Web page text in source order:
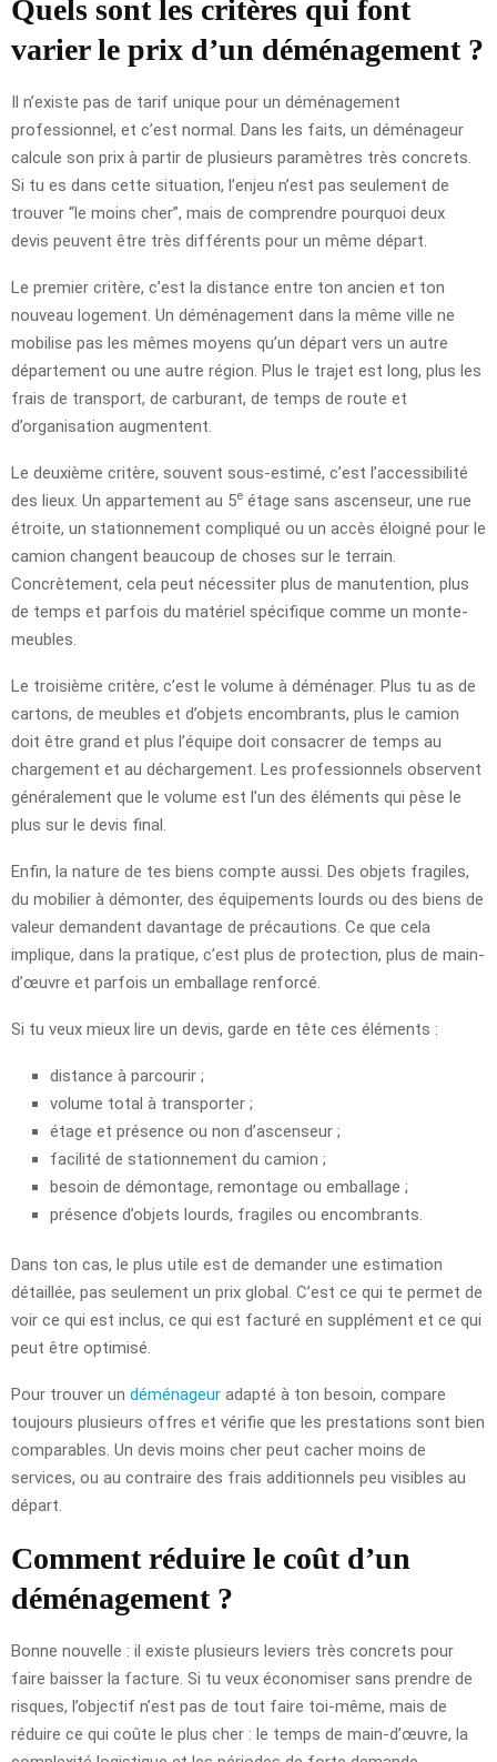
Quels sont les critères qui font
varier le prix d’un déménagement ?
Il n’existe pas de tarif unique pour un déménagement
professionnel, et c’est normal. Dans les faits, un déménageur
calcule son prix à partir de plusieurs paramètres très concrets.
Si tu es dans cette situation, l’enjeu n’est pas seulement de
trouver “le moins cher”, mais de comprendre pourquoi deux
devis peuvent être très différents pour un même départ.
Le premier critère, c’est la distance entre ton ancien et ton
nouveau logement. Un déménagement dans la même ville ne
mobilise pas les mêmes moyens qu’un départ vers un autre
département ou une autre région. Plus le trajet est long, plus les
frais de transport, de carburant, de temps de route et
d’organisation augmentent.
Le deuxième critère, souvent sous-estimé, c’est l’accessibilité
des lieux. Un appartement au 5e étage sans ascenseur, une rue
étroite, un stationnement compliqué ou un accès éloigné pour le
camion changent beaucoup de choses sur le terrain.
Concrètement, cela peut nécessiter plus de manutention, plus
de temps et parfois du matériel spécifique comme un monte-
meubles.
Le troisième critère, c’est le volume à déménager. Plus tu as de
cartons, de meubles et d’objets encombrants, plus le camion
doit être grand et plus l’équipe doit consacrer de temps au
chargement et au déchargement. Les professionnels observent
généralement que le volume est l’un des éléments qui pèse le
plus sur le devis final.
Enfin, la nature de tes biens compte aussi. Des objets fragiles,
du mobilier à démonter, des équipements lourds ou des biens de
valeur demandent davantage de précautions. Ce que cela
implique, dans la pratique, c’est plus de protection, plus de main-
d’œuvre et parfois un emballage renforcé.
Si tu veux mieux lire un devis, garde en tête ces éléments :
distance à parcourir ;
volume total à transporter ;
étage et présence ou non d’ascenseur ;
facilité de stationnement du camion ;
besoin de démontage, remontage ou emballage ;
présence d’objets lourds, fragiles ou encombrants.
Dans ton cas, le plus utile est de demander une estimation
détaillée, pas seulement un prix global. C’est ce qui te permet de
voir ce qui est inclus, ce qui est facturé en supplément et ce qui
peut être optimisé.
Pour trouver un déménageur adapté à ton besoin, compare
toujours plusieurs offres et vérifie que les prestations sont bien
comparables. Un devis moins cher peut cacher moins de
services, ou au contraire des frais additionnels peu visibles au
départ.
Comment réduire le coût d’un
déménagement ?
Bonne nouvelle : il existe plusieurs leviers très concrets pour
faire baisser la facture. Si tu veux économiser sans prendre de
risques, l’objectif n’est pas de tout faire toi-même, mais de
réduire ce qui coûte le plus cher : le temps de main-d’œuvre, la